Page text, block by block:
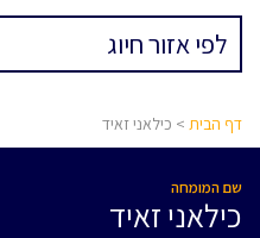
דף הבית > כילאני זאיד
שם המומחה
כילאני זאיד